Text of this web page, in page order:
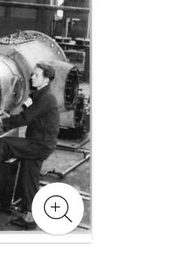
Zur